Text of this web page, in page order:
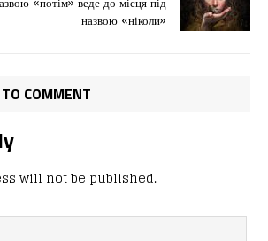
я
назвою «ніколи»
COMMENT
will not be published.